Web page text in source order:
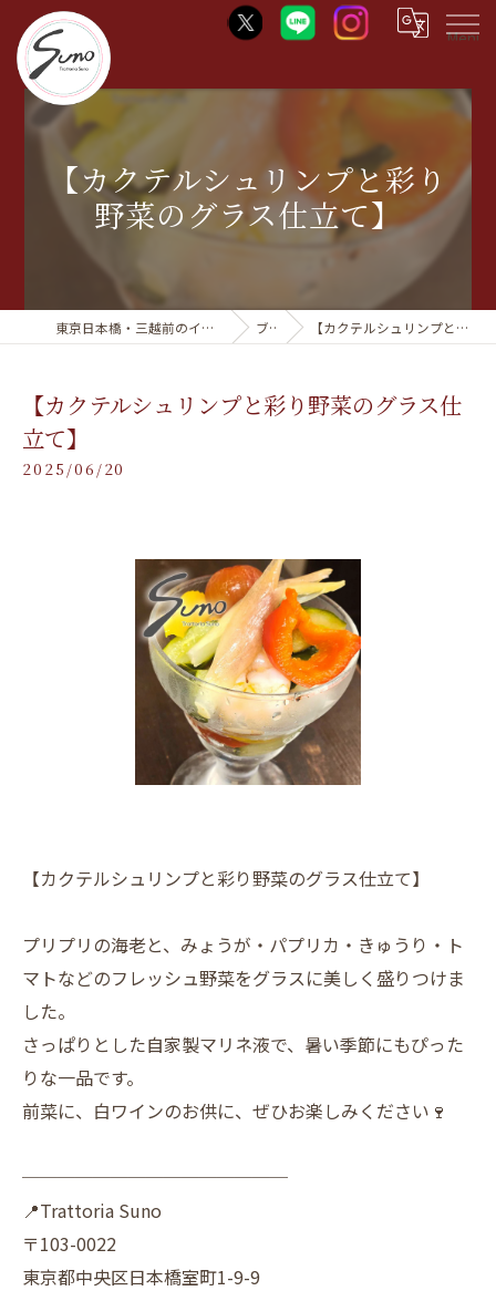
Menu
【カクテルシュリンプと彩り
野菜のグラス仕立て】
東京日本橋・三越前のイタリアンならTrattoria Suno ブログ 【カクテルシュリンプと彩り野菜のグラス仕立て】
【カクテルシュリンプと彩り野菜のグラス仕
立て】
2025/06/20
【カクテルシュリンプと彩り野菜のグラス仕立て】
プリプリの海老と、みょうが・パプリカ・きゅうり・ト
マトなどのフレッシュ野菜をグラスに美しく盛りつけま
した。
さっぱりとした自家製マリネ液で、暑い季節にもぴった
りな一品です。
前菜に、白ワインのお供に、ぜひお楽しみください🍷
───────────────
📍Trattoria Suno
〒103-0022
東京都中央区日本橋室町1-9-9